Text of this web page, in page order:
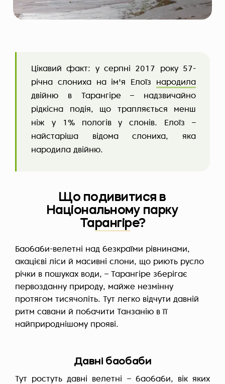
Цікавий факт: у серпні 2017 року 57-
річна слониха на ім'я Елоїз народила
двійню в Тарангіре – надзвичайно
рідкісна подія, що трапляється менш
ніж у 1% пологів у слонів. Елоїз –
найстаріша відома слониха, яка
народила двійню.
Що подивитися в
Національному парку
Тарангіре?
Баобаби-велетні над безкраїми рівнинами,
акацієві ліси й масивні слони, що риють русло
річки в пошуках води, – Тарангіре зберігає
первозданну природу, майже незмінну
протягом тисячоліть. Тут легко відчути давній
ритм савани й побачити Танзанію в її
найприроднішому прояві.
Давні баобаби
Тут ростуть давні велетні – баобаби, вік яких